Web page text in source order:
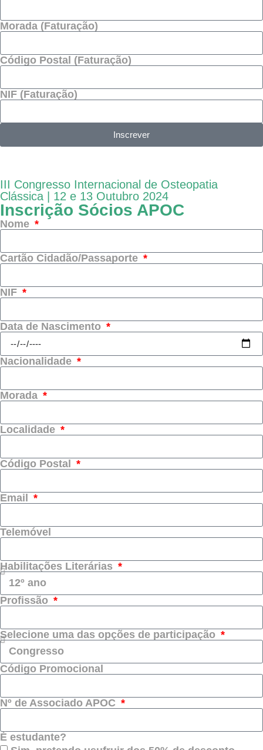
Morada (Faturação)
Código Postal (Faturação)
NIF (Faturação)
Inscrever
III Congresso Internacional de Osteopatia
Clássica | 12 e 13 Outubro 2024
Inscrição Sócios APOC
Nome
Cartão Cidadão/Passaporte
NIF
Data de Nascimento
Nacionalidade
Morada
Localidade
Código Postal
Email
Telemóvel
Habilitações Literárias
Profissão
Selecione uma das opções de participação
Código Promocional
Nº de Associado APOC
É estudante?